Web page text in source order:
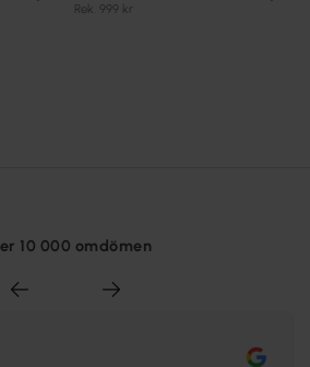
Rek. 999 kr
10 000 omdömen